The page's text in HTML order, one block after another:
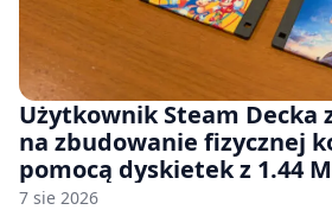
Użytkownik Steam Decka
na zbudowanie fizycznej
pomocą dyskietek z 1.44
7 sie 2026